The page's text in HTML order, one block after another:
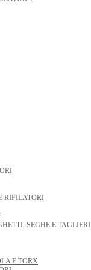
RIFILATORI
SEGHE E
E TORX